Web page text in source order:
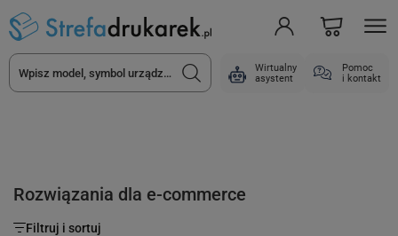
Wirtualny
asystent
Pomoc
i kontakt
Rozwiązania dla e-commerce
Filtruj i sortuj